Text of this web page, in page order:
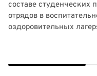
составе студенческих
отрядов в
оздоровительных